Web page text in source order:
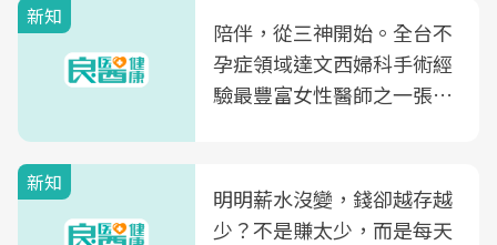
新知
陪伴，從三神開始。全台不
孕症領域達文西婦科手術經
驗最豐富女性醫師之一張永
光田醫院建構360度女性健
康照護生態圈
新知
明明薪水沒變，錢卻越存越
少？不是賺太少，而是每天